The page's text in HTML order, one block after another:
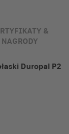
&
NAGRODY
Duropal P2